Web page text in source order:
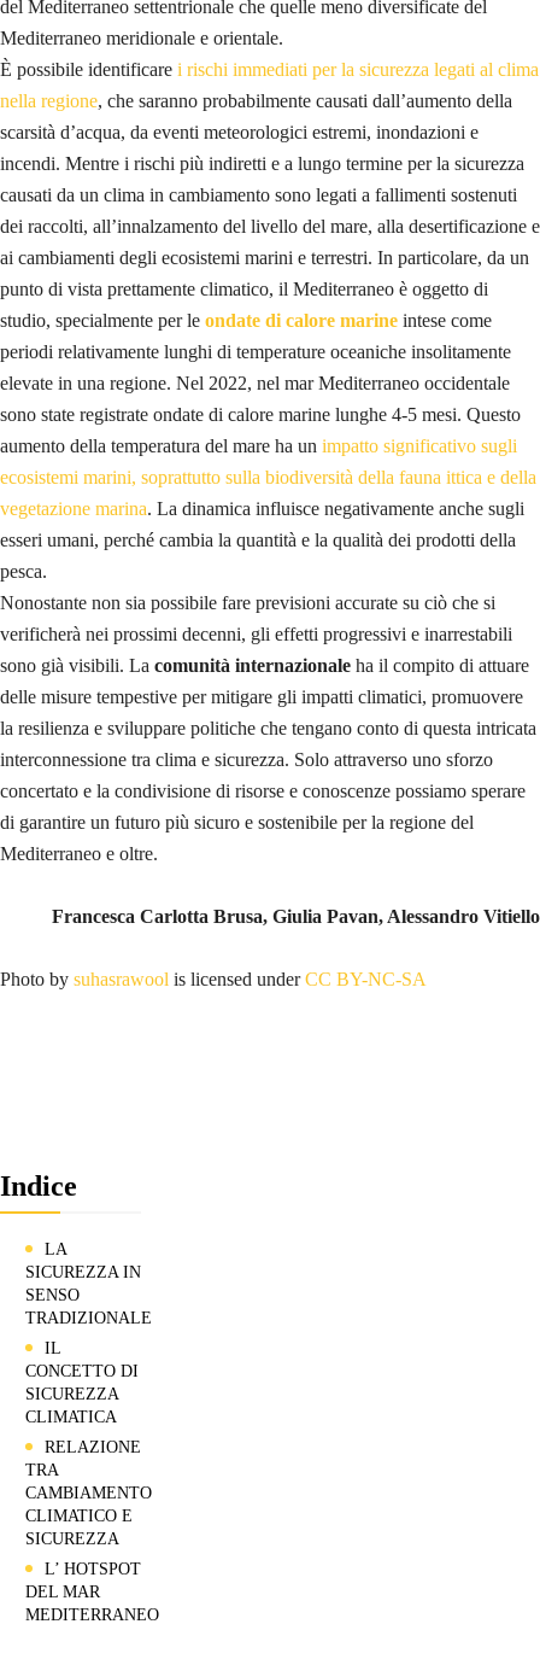
del Mediterraneo settentrionale che quelle meno diversificate del
Mediterraneo meridionale e orientale.
È possibile identificare i rischi immediati per la sicurezza legati al clima
nella regione, che saranno probabilmente causati dall’aumento della
scarsità d’acqua, da eventi meteorologici estremi, inondazioni e
incendi. Mentre i rischi più indiretti e a lungo termine per la sicurezza
causati da un clima in cambiamento sono legati a fallimenti sostenuti
dei raccolti, all’innalzamento del livello del mare, alla desertificazione e
ai cambiamenti degli ecosistemi marini e terrestri. In particolare, da un
punto di vista prettamente climatico, il Mediterraneo è oggetto di
studio, specialmente per le ondate di calore marine intese come
periodi relativamente lunghi di temperature oceaniche insolitamente
elevate in una regione. Nel 2022, nel mar Mediterraneo occidentale
sono state registrate ondate di calore marine lunghe 4-5 mesi. Questo
aumento della temperatura del mare ha un impatto significativo sugli
ecosistemi marini, soprattutto sulla biodiversità della fauna ittica e della
vegetazione marina. La dinamica influisce negativamente anche sugli
esseri umani, perché cambia la quantità e la qualità dei prodotti della
pesca.
Nonostante non sia possibile fare previsioni accurate su ciò che si
verificherà nei prossimi decenni, gli effetti progressivi e inarrestabili
sono già visibili. La comunità internazionale ha il compito di attuare
delle misure tempestive per mitigare gli impatti climatici, promuovere
la resilienza e sviluppare politiche che tengano conto di questa intricata
interconnessione tra clima e sicurezza. Solo attraverso uno sforzo
concertato e la condivisione di risorse e conoscenze possiamo sperare
di garantire un futuro più sicuro e sostenibile per la regione del
Mediterraneo e oltre.
Francesca Carlotta Brusa, Giulia Pavan, Alessandro Vitiello
Photo by suhasrawool is licensed underCC BY-NC-SA
Indice
LA
SICUREZZA IN
SENSO
TRADIZIONALE
IL
CONCETTO DI
SICUREZZA
CLIMATICA
RELAZIONE
TRA
CAMBIAMENTO
CLIMATICO E
SICUREZZA
L’ HOTSPOT
DEL MAR
MEDITERRANEO